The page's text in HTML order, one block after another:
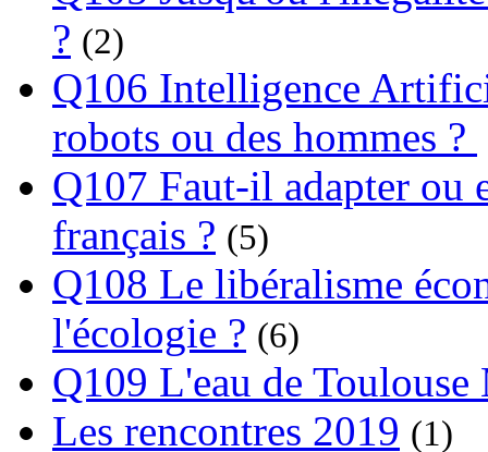
? (2)
Q106 Intelligence
robots ou des hommes ?
Q107 Faut-il adapter ou
français ? (5)
Q108 Le libéralisme
l'écologie ? (6)
Q109 L'eau de
Les rencontres 2019 (1)